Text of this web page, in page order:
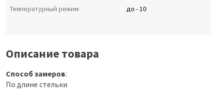
Температурный режим:
до - 10
Описание товара
Способ замеров:
По длине стельки